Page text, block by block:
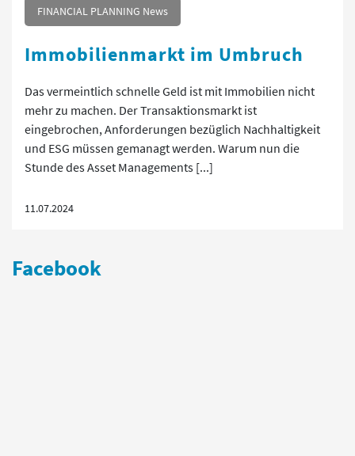
FINANCIAL PLANNING News
Immobilienmarkt im Umbruch
Das vermeintlich schnelle Geld ist mit Immobilien nicht
mehr zu machen. Der Transaktionsmarkt ist
eingebrochen, Anforderungen bezüglich Nachhaltigkeit
und ESG müssen gemanagt werden. Warum nun die
Stunde des Asset Managements [...]
11.07.2024
Facebook